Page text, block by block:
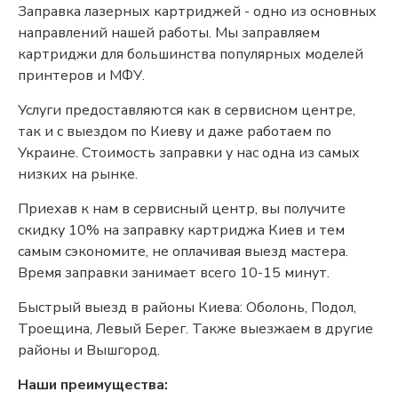
Заправка лазерных картриджей - одно из основных
направлений нашей работы. Мы заправляем
картриджи для большинства популярных моделей
принтеров и МФУ.
Услуги предоставляются как в сервисном центре,
так и с выездом по Киеву и даже работаем по
Украине. Стоимость заправки у нас одна из самых
низких на рынке.
Приехав к нам в сервисный центр, вы получите
скидку 10% на заправку картриджа Киев и тем
самым сэкономите, не оплачивая выезд мастера.
Время заправки занимает всего 10-15 минут.
Быстрый выезд в районы Киева: Оболонь, Подол,
Троещина, Левый Берег. Также выезжаем в другие
районы и Вышгород.
Наши преимущества: